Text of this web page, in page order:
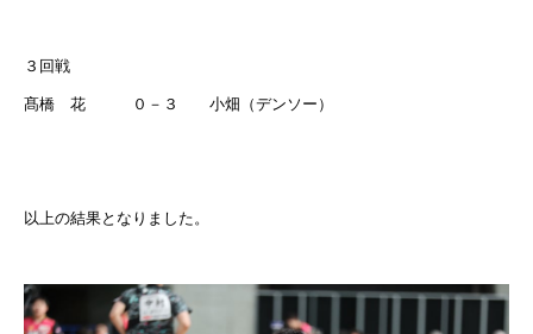
３回戦
髙橋 花 ０－３ 小畑（デンソー）
以上の結果となりました。